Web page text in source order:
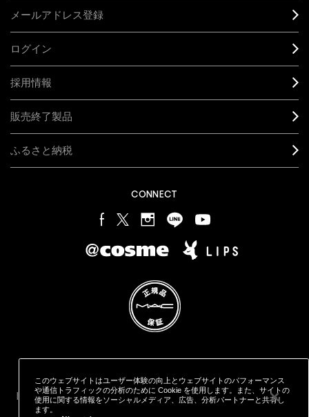
メールアドレス登録
ログイン
採用情報
販売終了製品
ふるさと納税
CONNECT
オンラインショッピングご利用規約
M·A·C製品の偽造品について
カウンタープライバシーポリシー
STYLE="COLOR: #9EAFFF;CURSOR: POINTER;">クッキーを管理
する
このウェブサイトはユーザー体験の向上とウェブサイトのパフォーマンス
や通信トラフィックの分析のために Cookie を使用します。また、サイトの
使用に関する情報をソーシャルメディア、広告、分析パートナーと共有し
ます。